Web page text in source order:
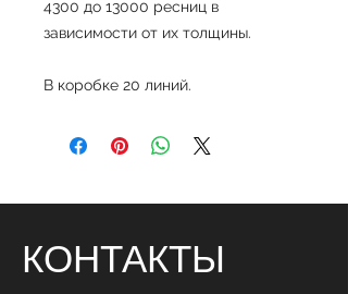
4300 до 13000 ресниц в
зависимости от их толщины.
В коробке 20 линий.
КОНТАКТЫ